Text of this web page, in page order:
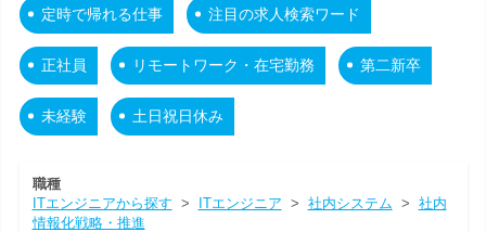
定時で帰れる仕事 注目の求人検索ワード
正社員 リモートワーク・在宅勤務 第二新卒
未経験 土日祝日休み
職種
ITエンジニアから探す > ITエンジニア > 社内システム > 社内
情報化戦略・推進